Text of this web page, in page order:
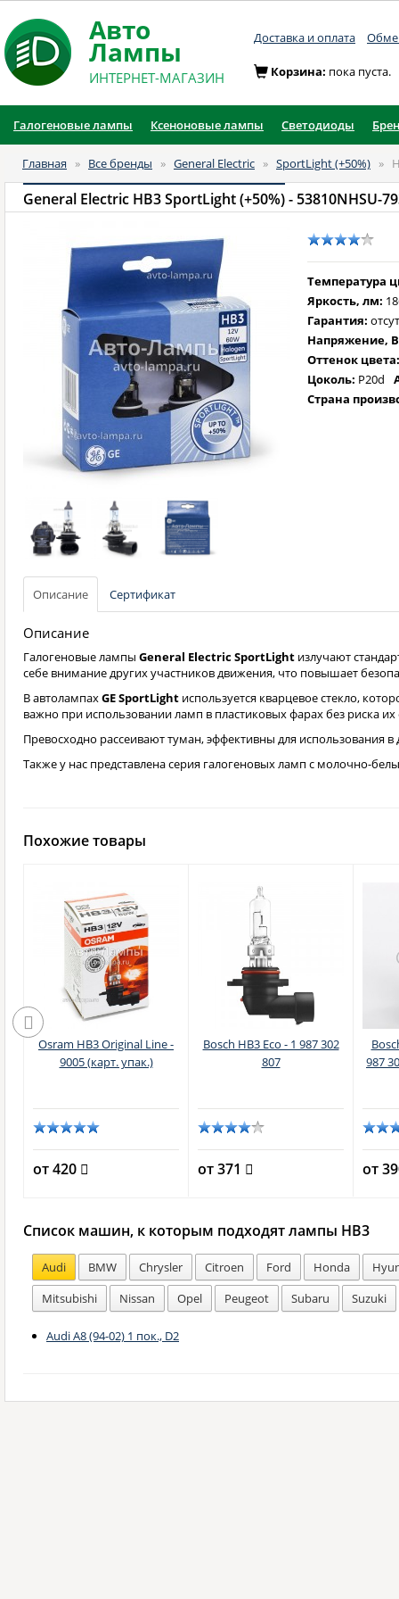
Авто
Лампы
ИНТЕРНЕТ-МАГАЗИН
Доставка и оплата
Корзина: пока пуста.
Галогеновые лампы Ксеноновые лампы Светодиоды
Главная » Все бренды » General Electric » SportLight (+50%) »
General Electric HB3 SportLight (+50%)- 53810NHSU-
Температура
Яркость, лм:
Гарантия:
Напряжение,
Оттенок
Цоколь: P20d
Страна
Описание Сертификат
Описание
Галогеновые лампы General Electric SportLight излучают
себе внимание других участников движения, что повышает
В автолампахGE SportLight используется кварцевое стекло,
важно при использовании ламп в пластиковых фарах без риска
Превосходно рассеивают туман, эффективны для использования в
Также у нас представлена серия галогеновых ламп с молочно-
Похожие товары
Osram HB3 Original Line -
9005 (карт. упак.)
от 420
Bosch HB3 Eco - 1 987 302
807
от 371
987
от
Список машин, к которым подходят лампы HB3
Audi BMW Chrysler Citroen Ford Honda
Mitsubishi
Nissan Opel Peugeot Subaru Suzuki
Audi A8 (94-02) 1 пок., D2